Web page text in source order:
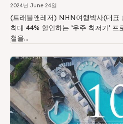
2024년 June 24일
(트래블앤레저) NHN여행박사(대표
최대 44% 할인하는 ‘우주 최저가’
철을...